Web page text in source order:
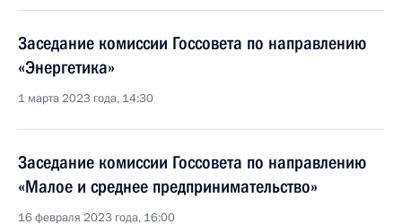
Заседание комиссии Госсовета по направлению
«Энергетика»
1 марта 2023 года, 14:30
Заседание комиссии Госсовета по направлению
«Малое и среднее предпринимательство»
16 февраля 2023 года, 16:00